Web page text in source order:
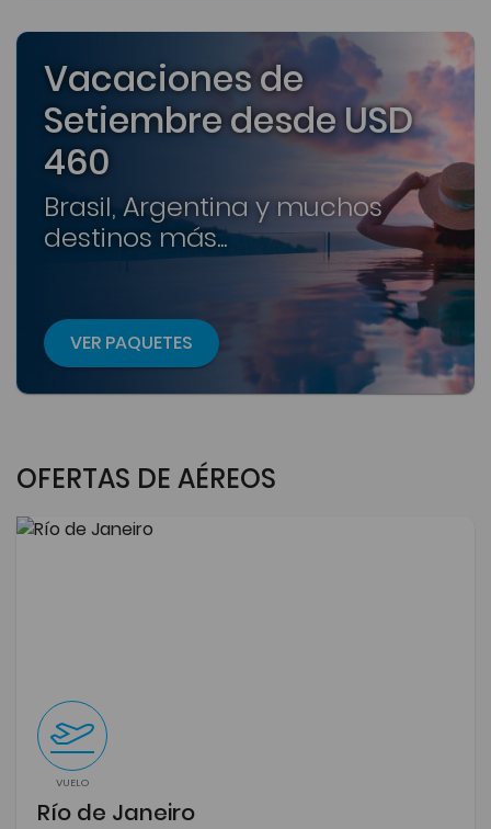
Vacaciones de
Setiembre desde USD
460
Brasil, Argentina y muchos
destinos más...
VER PAQUETES
OFERTAS DE AÉREOS
VUELO
Río de Janeiro